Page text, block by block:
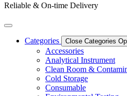
Reliable & On-time Delivery
Categories Close Categories
Accessories
Analytical Instrument
Clean Room &
Cold Storage
Consumable